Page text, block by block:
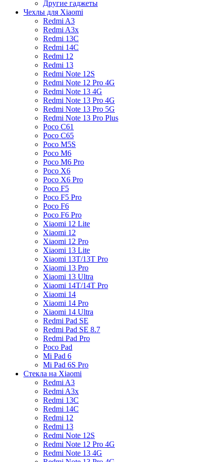
Другие гаджеты
Чехлы для Xiaomi
Redmi A3
Redmi A3x
Redmi 13C
Redmi 14C
Redmi 12
Redmi 13
Redmi Note 12S
Redmi Note 12 Pro 4G
Redmi Note 13 4G
Redmi Note 13 Pro 4G
Redmi Note 13 Pro 5G
Redmi Note 13 Pro Plus
Poco C61
Poco C65
Poco M5S
Poco M6
Poco M6 Pro
Poco X6
Poco X6 Pro
Poco F5
Poco F5 Pro
Poco F6
Poco F6 Pro
Xiaomi 12 Lite
Xiaomi 12
Xiaomi 12 Pro
Xiaomi 13 Lite
Xiaomi 13T/13T Pro
Xiaomi 13 Pro
Xiaomi 13 Ultra
Xiaomi 14T/14T Pro
Xiaomi 14
Xiaomi 14 Pro
Xiaomi 14 Ultra
Redmi Pad SE
Redmi Pad SE 8.7
Redmi Pad Pro
Poco Pad
Mi Pad 6
Mi Pad 6S Pro
Стекла на Xiaomi
Redmi A3
Redmi A3x
Redmi 13C
Redmi 14C
Redmi 12
Redmi 13
Redmi Note 12S
Redmi Note 12 Pro 4G
Redmi Note 13 4G